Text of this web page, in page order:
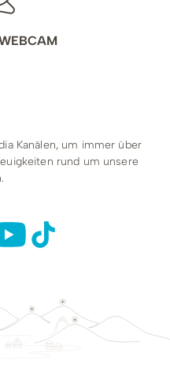
Kanälen, um immer über
rund um unsere